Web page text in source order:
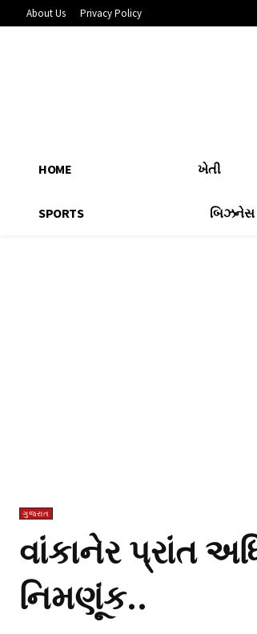
About Us Privacy Policy
HOME ખેતી
SPORTS બિઝનેસ
ગુજરાત
વાંકાનેર પ્રાંત
નિમણૂંક..